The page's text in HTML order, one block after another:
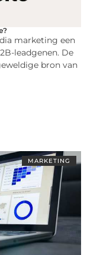
marketing een
leadgenen. De
bron van
MARKETING